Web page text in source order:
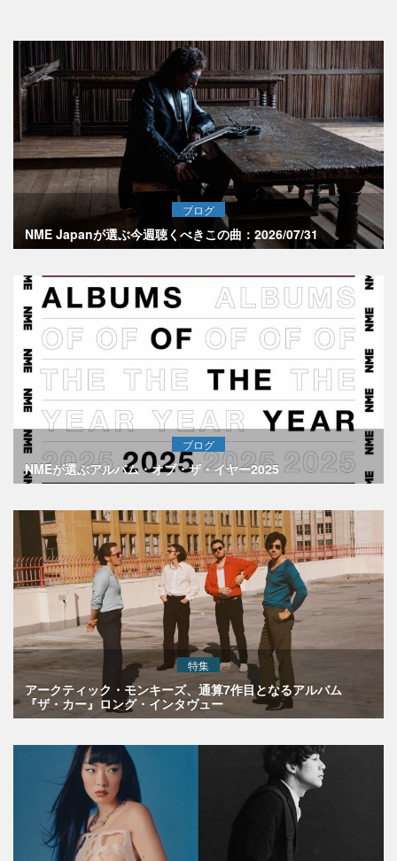
ブログ
NME Japanが選ぶ今週聴くべきこの曲：2026/07/31
ブログ
NMEが選ぶアルバム・オブ・ザ・イヤー2025
特集
アークティック・モンキーズ、通算7作目となるアルバム
『ザ・カー』ロング・インタヴュー